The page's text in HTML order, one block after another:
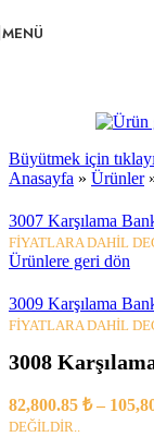
MENÜ
Büyütmek için
Anasayfa » Ürünler
3007 Karşılama
FİYATLARA DAHİL
Ürünlere geri dön
3009 Karşılama
FİYATLARA DAHİL
3008
82,800.85 ₺ –
DEĞİLDİR..